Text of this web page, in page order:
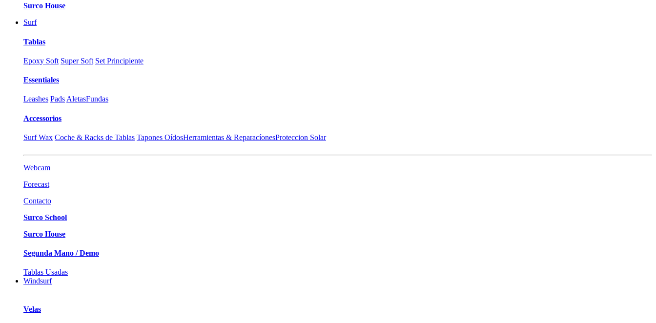
Surco House
Surf
Tablas
Epoxy Soft Super Soft Set Principiente
Essentiales
Leashes Pads AletasFundas
Accessorios
Surf Wax Coche & Racks de Tablas Tapones OídosHerramientas & ReparacíonesProteccion Solar
Webcam
Forecast
Contacto
Surco School
Surco House
Segunda Mano / Demo
Tablas Usadas
Windsurf
Velas